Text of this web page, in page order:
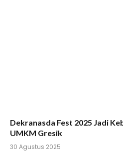
Dekranasda Fest 2025 Jadi
UMKM Gresik
30 Agustus 2025